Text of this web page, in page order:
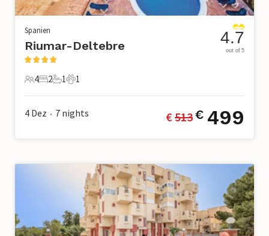
Spanien
Riumar-Deltebre
4 Gäste
4
2 Schlafzimmer
2
1 Badezimmer
1
1 Haustier
1
4.7
out of 5
4 Dez • 7 nights € 513€ 499